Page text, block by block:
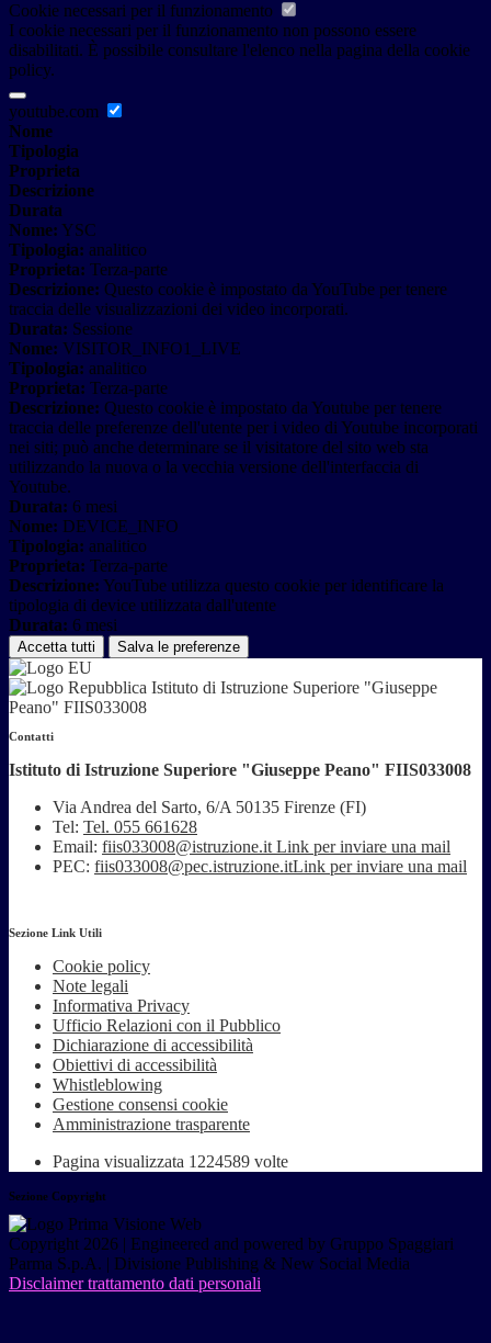
Cookie necessari per il funzionamento
I cookie necessari per il funzionamento non possono essere
disabilitati. È possibile consultare l'elenco nella pagina della cookie
policy.
youtube.com
Nome
Tipologia
Proprieta
Descrizione
Durata
Nome: YSC
Tipologia: analitico
Proprieta: Terza-parte
Descrizione: Questo cookie è impostato da YouTube per tenere
traccia delle visualizzazioni dei video incorporati.
Durata: Sessione
Nome: VISITOR_INFO1_LIVE
Tipologia: analitico
Proprieta: Terza-parte
Descrizione: Questo cookie è impostato da Youtube per tenere
traccia delle preferenze dell'utente per i video di Youtube incorporati
nei siti; può anche determinare se il visitatore del sito web sta
utilizzando la nuova o la vecchia versione dell'interfaccia di
Youtube.
Durata: 6 mesi
Nome: DEVICE_INFO
Tipologia: analitico
Proprieta: Terza-parte
Descrizione: YouTube utilizza questo cookie per identificare la
tipologia di device utilizzata dall'utente
Durata: 6 mesi
Accetta tutti Salva le preferenze
Istituto di Istruzione Superiore "Giuseppe
Peano" FIIS033008
Contatti
Istituto di Istruzione Superiore "Giuseppe Peano" FIIS033008
Via Andrea del Sarto, 6/A 50135 Firenze (FI)
Tel: Tel. 055 661628
Email: fiis033008@istruzione.itLink per inviare una mail
PEC: fiis033008@pec.istruzione.itLink per inviare una mail
Sezione Link Utili
Cookie policy
Note legali
Informativa Privacy
Ufficio Relazioni con il Pubblico
Dichiarazione di accessibilità
Obiettivi di accessibilità
Whistleblowing
Gestione consensi cookie
Amministrazione trasparente
Pagina visualizzata 1224589 volte
Sezione Copyright
Copyright 2026 | Engineered and powered by Gruppo Spaggiari
Parma S.p.A. | Divisione Publishing & New Social Media
Disclaimer trattamento dati personali